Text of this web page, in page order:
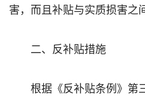
害，而且补贴与实质损害之
二、反补贴措施
根据《反补贴条例》第